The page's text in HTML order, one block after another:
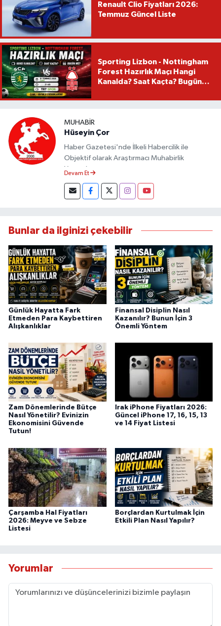
Renault Clio Fiyatları 2026:
Temmuz Güncel Liste
Sporting Lizbon - Nottingham
Forest Hazırlık Maçı Hangi
Kanalda? Saat Kaçta? Bugün
MUHABIR
Hüseyin Çor
Haber Gazetesi'nde İlkeli Habercilik ile
Objektif olarak Araştırmacı Muhabirlik
Yapmaktayım.
Devam Et
Bunlar da ilginizi çekebilir
Günlük Hayatta Fark
Etmeden Para Kaybettiren
Alışkanlıklar
Finansal Disiplin Nasıl
Kazanılır? Bunun İçin 3
Önemli Yöntem
Zam Dönemlerinde Bütçe
Nasıl Yönetilir? Evinizin
Ekonomisini Güvende
Tutun!
Irak iPhone Fiyatları 2026:
Güncel iPhone 17, 16, 15, 13
ve 14 Fiyat Listesi
Çarşamba Hal Fiyatları
2026: Meyve ve Sebze
Listesi
Borçlardan Kurtulmak İçin
Etkili Plan Nasıl Yapılır?
Yorumlar